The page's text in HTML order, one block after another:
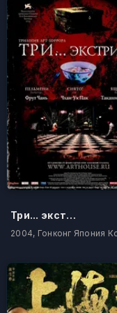
Три... экстрима